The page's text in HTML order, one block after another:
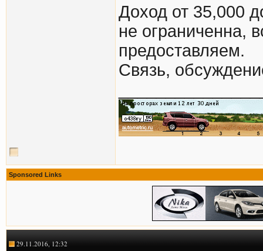
Доход от 35,000
не ограниченна,
предоставляем.
Связь,
Sponsored Links
29.11.2016, 12:32